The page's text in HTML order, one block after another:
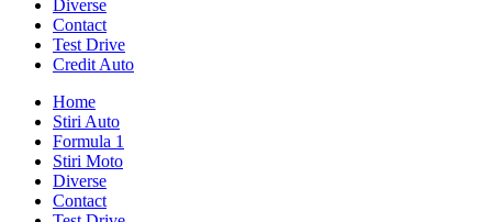
masini Diverse
Contact
Test Drive
Credit Auto
Home
Stiri Auto
Formula 1
Stiri Moto
Diverse
Contact